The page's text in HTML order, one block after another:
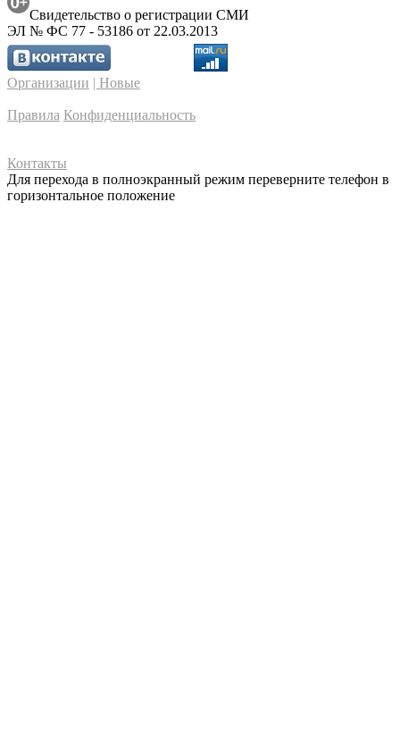
Свидетельство о регистрации СМИ
ЭЛ № ФС 77 - 53186 от 22.03.2013
Организации | Новые
Правила Конфиденциальность
Контакты
Для перехода в полноэкранный режим переверните телефон в
горизонтальное положение